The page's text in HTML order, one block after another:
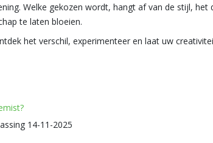
Welke gekozen wordt, hangt af van de stijl,
te laten bloeien.
het verschil, experimenteer en laat uw
14-11-2025